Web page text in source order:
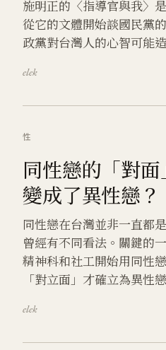
施明正的〈指導官與我〉
從它的文體開始談國民黨
政黨對台灣人的心智可能
elek
性
同性戀的「對
變成了異性戀？
同性戀在台灣並非一直都
曾經有不同看法。關鍵的
精神科和社工開始用同性
「對立面」才確立為異性
elek